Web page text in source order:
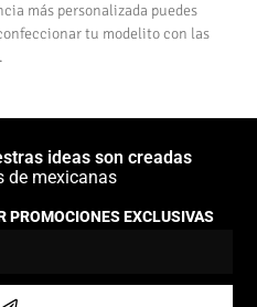
más personalizada puedes
tu modelito con las
ideas son creadas
de mexicanas
PROMOCIONES EXCLUSIVAS